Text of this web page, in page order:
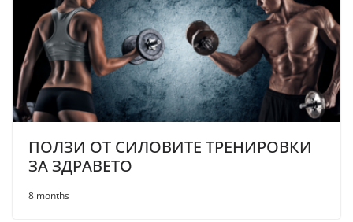
ПОЛЗИ ОТ СИЛОВИТЕ ТРЕНИРОВКИ
ЗА ЗДРАВЕТО
8 months